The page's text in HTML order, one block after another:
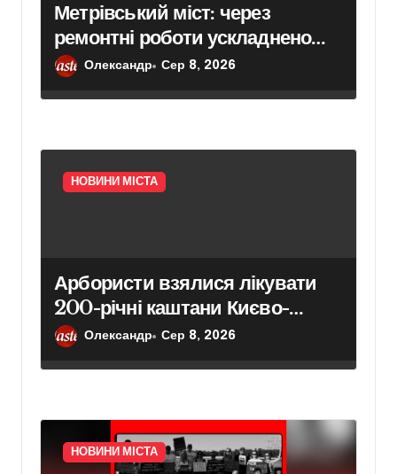
Метрівський міст: через
ремонтні роботи ускладнено
проїзд у напрямку
Олександр Сер 8, 2026
НОВИНИ МІСТА
Арбористи взялися лікувати
200-річні каштани Києво-
Печерської лаври в межах
Олександр Сер 8, 2026
НОВИНИ МІСТА